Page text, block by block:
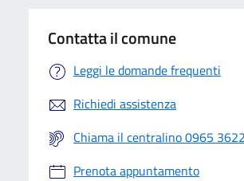
Contatta il comune
Leggi le domande frequenti
Richiedi assistenza
Chiama il centralino 0965
Prenota appuntamento